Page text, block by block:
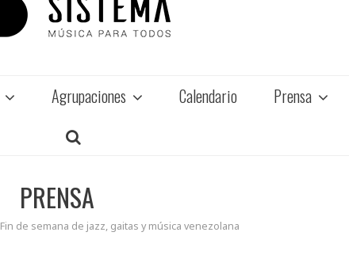
Agrupaciones Calendario Prensa
PRENSA
Fin de semana de jazz, gaitas y música venezolana